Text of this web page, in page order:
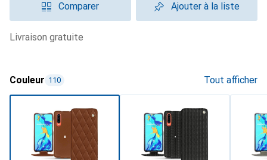
Comparer Ajouter à la liste
livraison gratuite
Couleur 110 Tout afficher